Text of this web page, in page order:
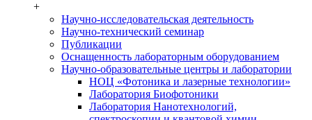
+
Научно-исследовательская деятельность
Научно-технический семинар
Публикации
Оснащенность лабораторным оборудованием
Научно-образовательные центры и лаборатории
НОЦ «Фотоника и лазерные технологии»
Лаборатория Биофотоники
Лаборатория Нанотехнологий,